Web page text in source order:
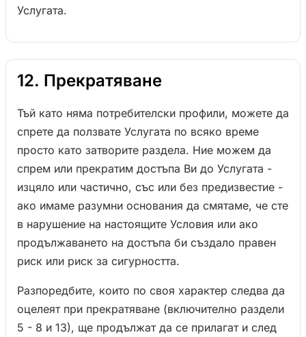
Услугата.
12. Прекратяване
Тъй като няма потребителски профили, можете да
спрете да ползвате Услугата по всяко време
просто като затворите раздела. Ние можем да
спрем или прекратим достъпа Ви до Услугата -
изцяло или частично, със или без предизвестие -
ако имаме разумни основания да смятаме, че сте
в нарушение на настоящите Условия или ако
продължаването на достъпа би създало правен
риск или риск за сигурността.
Разпоредбите, които по своя характер следва да
оцелеят при прекратяване (включително раздели
5 - 8 и 13), ще продължат да се прилагат и след